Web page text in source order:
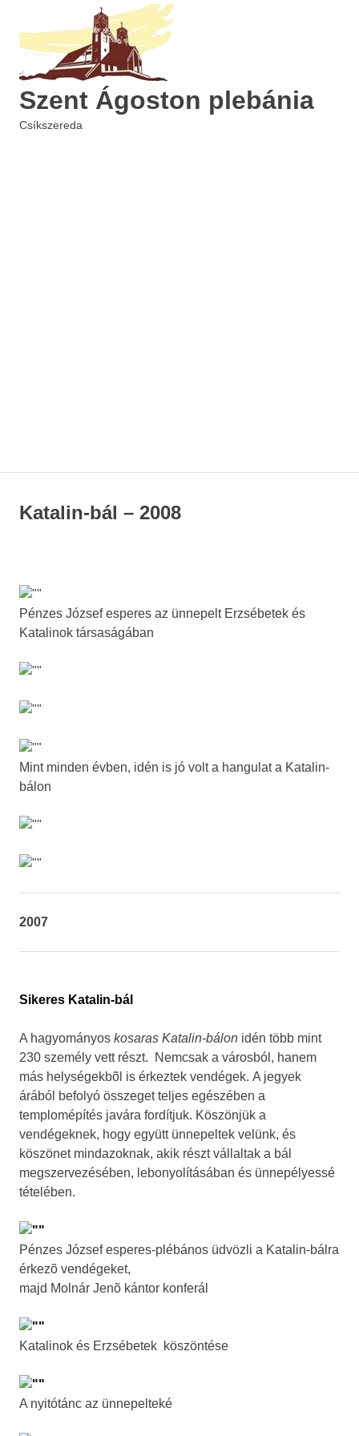
content
Szent Ágoston plebánia
Csíkszereda
Katalin-bál – 2008
Pénzes József esperes az ünnepelt Erzsébetek és
Katalinok társaságában
Mint minden évben, idén is jó volt a hangulat a Katalin-
bálon
2007
Sikeres Katalin-bál
A hagyományos kosaras Katalin-bálon idén több mint
230 személy vett részt.
Nemcsak a városból, hanem
más helységekbõl is érkeztek vendégek. A jegyek
árából befolyó összeget teljes egészében a
templomépítés javára fordítjuk. Köszönjük a
vendégeknek, hogy együtt ünnepeltek velünk, és
köszönet mindazoknak, akik részt vállaltak a bál
megszervezésében, lebonyolításában és ünnepélyessé
tételében.
Pénzes József esperes-plébános üdvözli a Katalin-bálra
érkezõ vendégeket,
majd Molnár Jenõ kántor konferál
Katalinok és Erzsébetek köszöntése
A nyitótánc az ünnepelteké